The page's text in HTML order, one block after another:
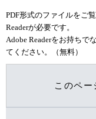
PDF形式のファイルをご
Readerが必要です。
Adobe Readerをお持ちで
てください。（無料）
このペ